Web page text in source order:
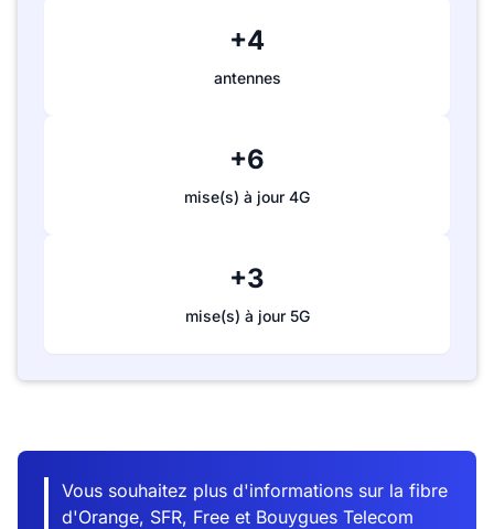
+4
antennes
+6
mise(s) à jour 4G
+3
mise(s) à jour 5G
Vous souhaitez plus d'informations sur la fibre
d'Orange, SFR, Free et Bouygues Telecom